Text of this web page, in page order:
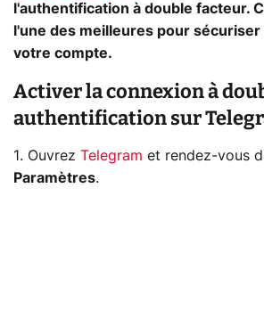
l'authentification à double facteur.
l'une des meilleures pour
votre compte.
Activer la connexion à
authentification sur
1. Ouvrez Telegram et rendez-vous
Paramètres.